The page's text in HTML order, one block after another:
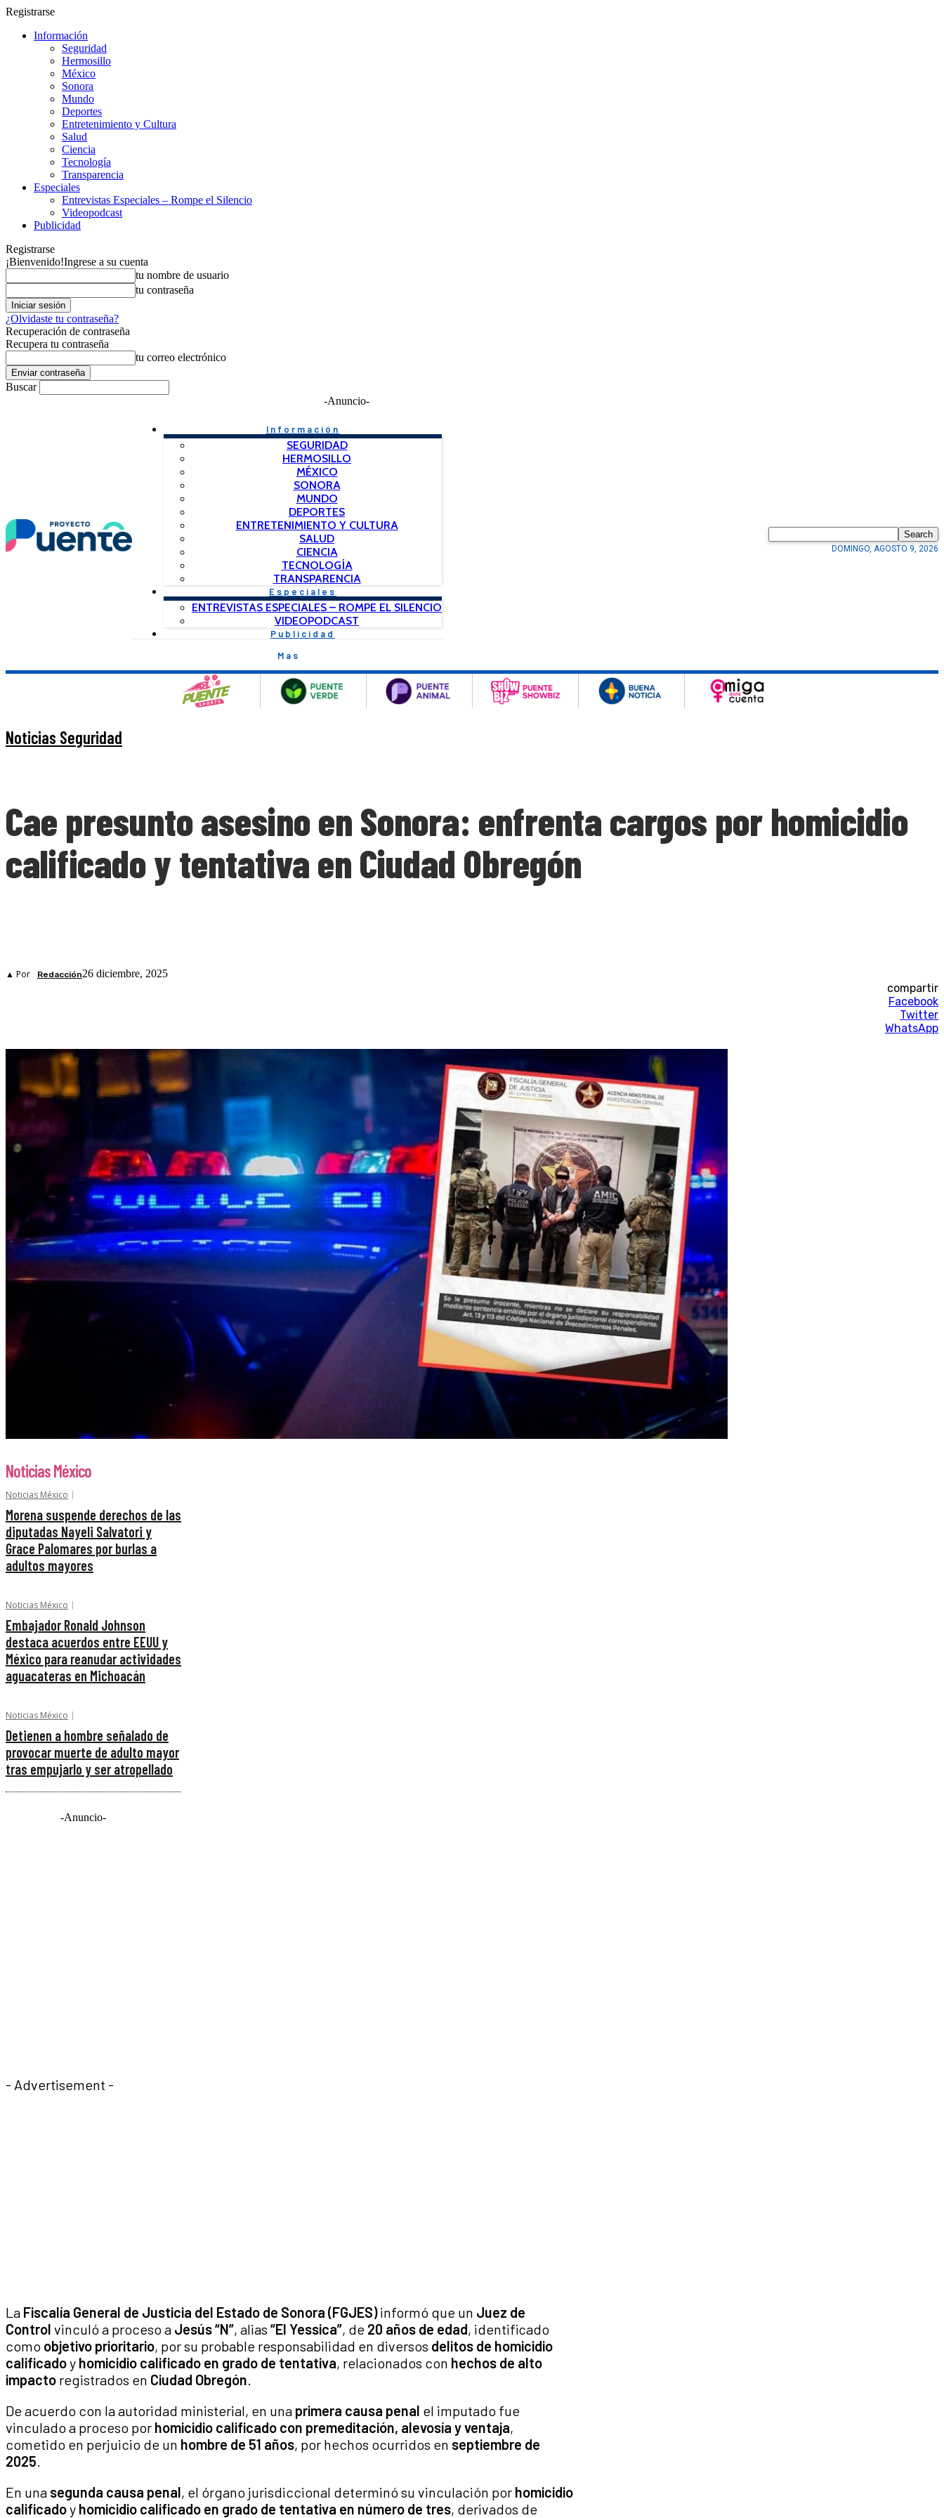
Registrarse
Información
Seguridad
Hermosillo
México
Sonora
Mundo
Deportes
Entretenimiento y Cultura
Salud
Ciencia
Tecnología
Transparencia
Especiales
Entrevistas Especiales – Rompe el Silencio
Videopodcast
Publicidad
Registrarse
¡Bienvenido!Ingrese a su cuenta
tu nombre de usuario
tu contraseña
¿Olvidaste tu contraseña?
Recuperación de contraseña
Recupera tu contraseña
tu correo electrónico
Buscar
-Anuncio-
Información
SEGURIDAD
HERMOSILLO
MÉXICO
SONORA
MUNDO
DEPORTES
ENTRETENIMIENTO Y CULTURA
SALUD
CIENCIA
TECNOLOGÍA
TRANSPARENCIA
Especiales
ENTREVISTAS ESPECIALES – ROMPE EL SILENCIO
VIDEOPODCAST
Publicidad
Mas
Search
DOMINGO, AGOSTO 9, 2026
Noticias Seguridad
Cae presunto asesino en Sonora: enfrenta cargos por homicidio
calificado y tentativa en Ciudad Obregón
▲ Por Redacción26 diciembre, 2025
compartir
Facebook
Twitter
WhatsApp
Noticias México
Noticias México
Morena suspende derechos de las
diputadas Nayeli Salvatori y
Grace Palomares por burlas a
adultos mayores
Noticias México
Embajador Ronald Johnson
destaca acuerdos entre EEUU y
México para reanudar actividades
aguacateras en Michoacán
Noticias México
Detienen a hombre señalado de
provocar muerte de adulto mayor
tras empujarlo y ser atropellado
-Anuncio-
- Advertisement -
La Fiscalía General de Justicia del Estado de Sonora (FGJES)informó que un Juez de
Control vinculó a proceso a Jesús “N”, alias “El Yessica”, de 20 años de edad, identificado
como objetivo prioritario, por su probable responsabilidad en diversos delitos de homicidio
calificadoy homicidio calificado en grado de tentativa, relacionados con hechos de alto
impacto registrados en Ciudad Obregón.
De acuerdo con la autoridad ministerial, en una primera causa penal el imputado fue
vinculado a proceso por homicidio calificado con premeditación, alevosía y ventaja,
cometido en perjuicio de un hombre de 51 años, por hechos ocurridos en septiembre de
2025.
En una segunda causa penal, el órgano jurisdiccional determinó su vinculación por homicidio
calificadoy homicidio calificado en grado de tentativa en número de tres, derivados de